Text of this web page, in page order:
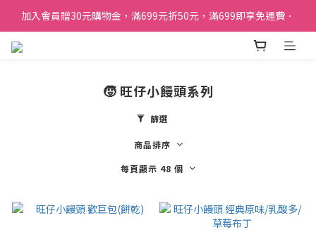
加入會員贈30元購物金，滿699元折50元，滿699即享免運費．
加入會員贈30元購物金，滿699元折50元，滿699即享免運費．
🧒 旺仔小饅頭系列
篩選
商品排序
每頁顯示 48 個